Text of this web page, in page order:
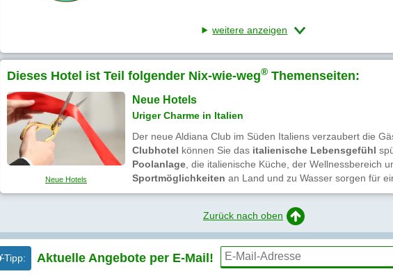
weitere anzeigen
Dieses Hotel ist Teil folgender Nix-wie-weg® Themenseiten:
Neue Hotels
Neue Hotels
Uriger Charme in Italien
Der neue Aldiana Club im Süden Italiens verzaubert die
Clubhotel können Sie das italienische Lebensgefühl
Poolanlage , die italienische Küche, der Wellnessbereich
Sportmöglichkeiten an Land und zu Wasser sorgen für
Zurück nach oben
Tipp: Aktuelle Angebote per E-Mail!